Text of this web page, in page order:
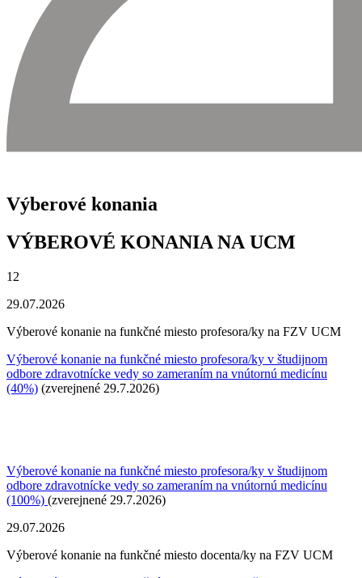
Výberové konania
VÝBEROVÉ KONANIA NA UCM
12
29.07.2026
Výberové konanie na funkčné miesto profesora/ky na FZV UCM
Výberové konanie na funkčné miesto profesora/ky v študijnom
odbore zdravotnícke vedy so zameraním na vnútornú medicínu
(40%) (zverejnené 29.7.2026)
Výberové konanie na funkčné miesto profesora/ky v študijnom
odbore zdravotnícke vedy so zameraním na vnútornú medicínu
(100%) (zverejnené 29.7.2026)
29.07.2026
Výberové konanie na funkčné miesto docenta/ky na FZV UCM